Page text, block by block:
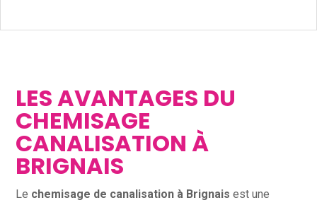
LES AVANTAGES DU
CHEMISAGE
CANALISATION À
BRIGNAIS
Le chemisage de canalisation à Brignais est une